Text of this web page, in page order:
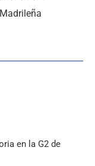
en la G2 de